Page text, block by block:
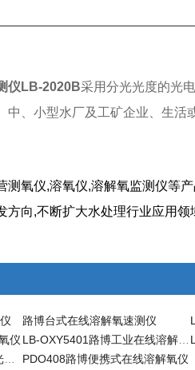
仪 LB-2020B采用分光光度的光
中、小型水厂及工矿企业、生活
测氧仪,溶氧仪,溶解氧监测仪等
方向,不断扩大水处理行业应用
路博台式在线溶解氧速测仪
仪
PDO408路博便携式在线溶解氧仪